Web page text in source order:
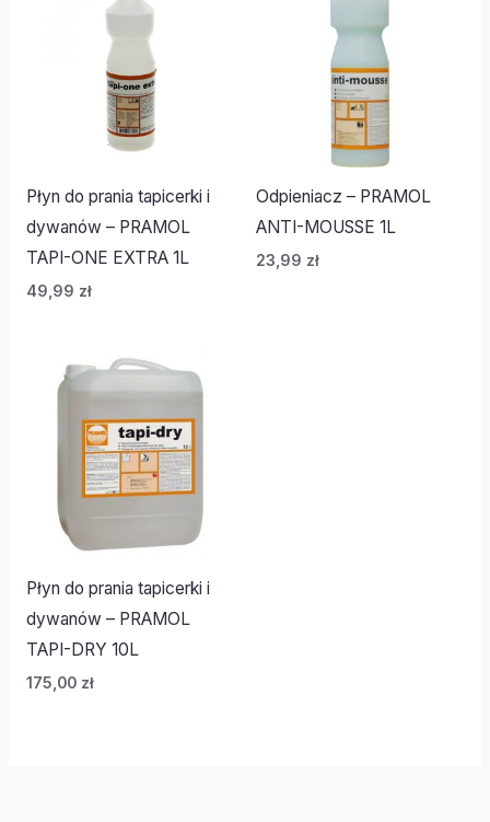
Płyn do prania tapicerki i
dywanów – PRAMOL
TAPI-ONE EXTRA 1L
49,99 zł
Odpieniacz – PRAMOL
ANTI-MOUSSE 1L
23,99 zł
Płyn do prania tapicerki i
dywanów – PRAMOL
TAPI-DRY 10L
175,00 zł